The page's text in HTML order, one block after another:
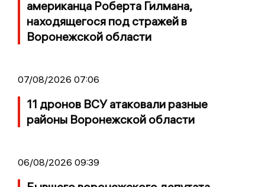
американца Роберта Гилмана,
находящегося под стражей в
Воронежской области
07/08/2026 07:06
11 дронов ВСУ атаковали разные
районы Воронежской области
06/08/2026 09:39